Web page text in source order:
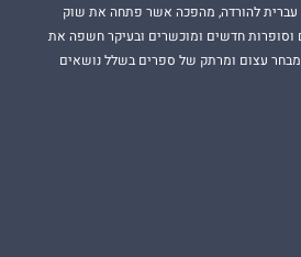
עברית להורדה, מהפכה אשר פתחה את שוק
וסופרות חדשים ומוכשרים ובעיקר חשפה את
עצום ומרתק של ספרים בשלל נושאים